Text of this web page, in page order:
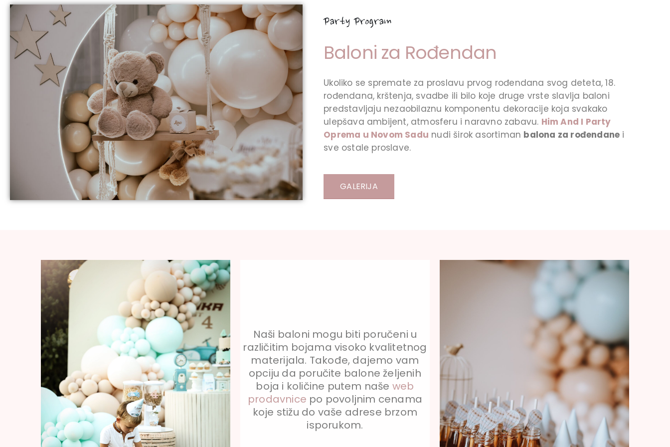
Party Program
Baloni za Rođendan
Ukoliko se spremate za proslavu prvog rođendana svog deteta, 18.
rođendana, krštenja, svadbe ili bilo koje druge vrste slavlja baloni
predstavljaju nezaobilaznu komponentu dekoracije koja svakako
ulepšava ambijent, atmosferu i naravno zabavu. Him And I Party
Oprema u Novom Sadu nudi širok asortiman balona za rođendane i
sve ostale proslave.
GALERIJA
Naši baloni mogu biti poručeni u
različitim bojama visoko kvalitetnog
materijala. Takođe, dajemo vam
opciju da poručite balone željenih
boja i količine putem naše web
prodavnice po povoljnim cenama
koje stižu do vaše adrese brzom
isporukom.